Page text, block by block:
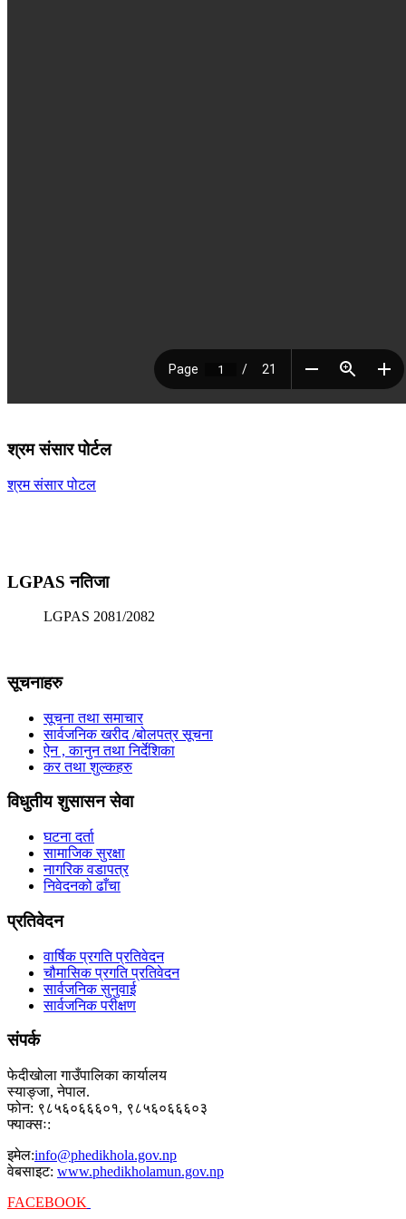
श्रम संसार पोर्टल
श्रम संसार पोटल
LGPAS नतिजा
LGPAS 2081/2082
सूचनाहरु
सूचना तथा समाचार
सार्वजनिक खरीद /बोलपत्र सूचना
ऐन , कानुन तथा निर्देशिका
कर तथा शुल्कहरु
विधुतीय शुसासन सेवा
घटना दर्ता
सामाजिक सुरक्षा
नागरिक वडापत्र
निवेदनको ढाँचा
प्रतिवेदन
वार्षिक प्रगति प्रतिवेदन
चौमासिक प्रगति प्रतिवेदन
सार्वजनिक सुनुवाई
सार्वजनिक परीक्षण
संपर्क
फेदीखोला गाउँपालिका कार्यालय
स्याङ्जा, नेपाल.
फोन: ९८५६०६६६०१, ९८५६०६६६०३
फ्याक्सः:
इमेल:info@phedikhola.gov.np
वेबसाइट: www.phedikholamun.gov.np
FACEBOOK